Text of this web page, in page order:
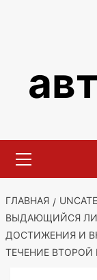
меню
ГЛАВНАЯ
ВЫДАЮЩИЙСЯ
ДОСТИЖЕНИЯ И
ТЕЧЕНИЕ